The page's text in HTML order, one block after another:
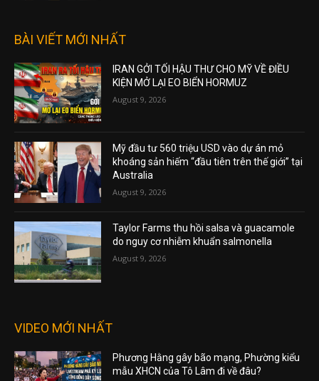
BÀI VIẾT MỚI NHẤT
IRAN GỞI TỐI HẬU THƯ CHO MỸ VỀ ĐIỀU
KIỆN MỞ LẠI EO BIỂN HORMUZ
August 9, 2026
Mỹ đầu tư 560 triệu USD vào dự án mỏ
khoáng sản hiếm “đầu tiên trên thế giới” tại
Australia
August 9, 2026
Taylor Farms thu hồi salsa và guacamole
do nguy cơ nhiễm khuẩn salmonella
August 9, 2026
VIDEO MỚI NHẤT
Phương Hằng gây bão mạng, Phường kiểu
mẫu XHCN của Tô Lâm đi về đâu?